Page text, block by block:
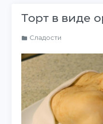
Торт в виде
Сладости